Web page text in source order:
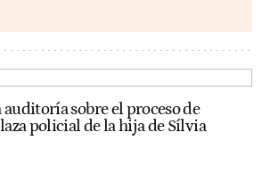
auditoría sobre el proceso de
policial de la hija de Sílvia